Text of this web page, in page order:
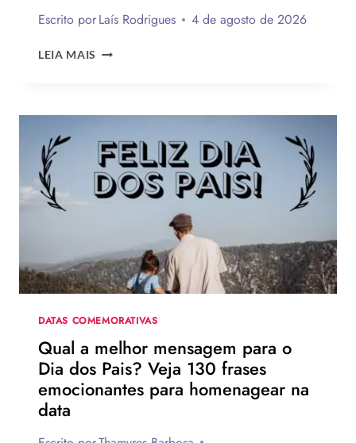
Escrito porLaís Rodrigues 4 de agosto de 2026
LEIA MAIS OS
ZENDAYA
TURNÊ
DE
DIVULGAÇÃO
DE
UM
NOVO
DIA
DATAS COMEMORATIVAS
Qual a melhor mensagem para o
Dia dos Pais? Veja 130 frases
emocionantes para homenagear na
data